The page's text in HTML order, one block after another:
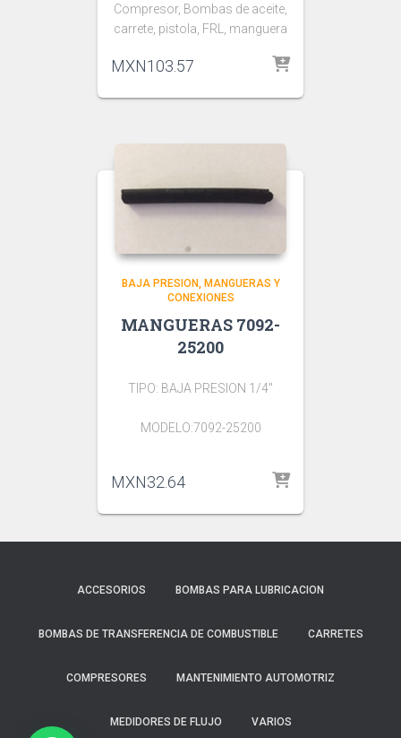
Compresor, Bombas de aceite,
carrete, pistola, FRL, manguera
MXN103.57
BAJA PRESION MANGUERAS Y
CONEXIONES
MANGUERAS 7092-
25200
TIPO: BAJA PRESION 1/4″
MODELO:7092-25200
MXN32.64
ACCESORIOS BOMBAS PARA LUBRICACION
BOMBAS DE TRANSFERENCIA DE COMBUSTIBLE CARRETES
COMPRESORES MANTENIMIENTO AUTOMOTRIZ
MEDIDORES DE FLUJO VARIOS